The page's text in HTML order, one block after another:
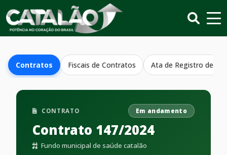
Contratos Fiscais de Contratos Ata de Registro de
CONTRATO Em andamento
Contrato 147/2024
Fundo municipal de saúde catalão